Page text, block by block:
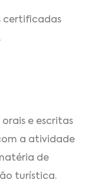
certificadas
e escritas
a atividade
de
turística.